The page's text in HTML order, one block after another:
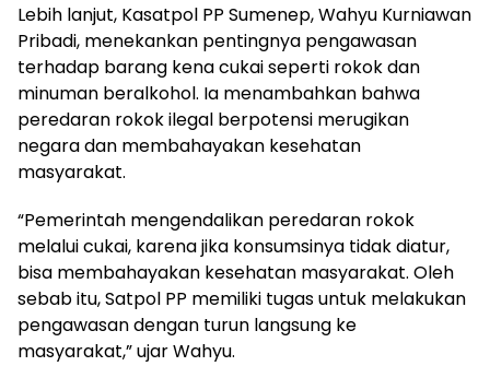
Lebih lanjut, Kasatpol PP Sumenep, Wahyu Kurniawan
Pribadi, menekankan pentingnya pengawasan
terhadap barang kena cukai seperti rokok dan
minuman beralkohol. Ia menambahkan bahwa
peredaran rokok ilegal berpotensi merugikan
negara dan membahayakan kesehatan
masyarakat.
“Pemerintah mengendalikan peredaran rokok
melalui cukai, karena jika konsumsinya tidak diatur,
bisa membahayakan kesehatan masyarakat. Oleh
sebab itu, Satpol PP memiliki tugas untuk melakukan
pengawasan dengan turun langsung ke
masyarakat,” ujar Wahyu.